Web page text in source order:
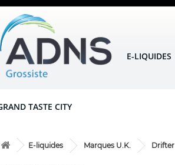
E-LIQUIDES
TASTE CITY
E-liquides Marques U.K. Drifter